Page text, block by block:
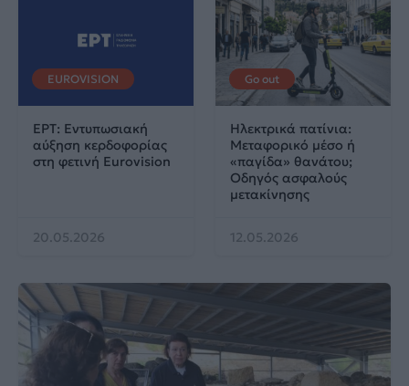
EUROVISION
ΕΡΤ: Εντυπωσιακή
αύξηση κερδοφορίας
στη φετινή Eurovision
20.05.2026
Go out
Ηλεκτρικά πατίνια:
Μεταφορικό μέσο ή
«παγίδα» θανάτου;
Οδηγός ασφαλούς
μετακίνησης
12.05.2026